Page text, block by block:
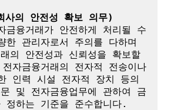
사의 안전성 확보 의무)
금융거래가 안전하게 처리될 수
한 관리자로서 주의를 다하며
래의 안전성과 신뢰성을 확보할
자금융거래의 전자적 전송이나
인력 시설 전자적 장치 등의
문 및 전자금융업무에 관하여 금
정하는 기준을 준수합니다.